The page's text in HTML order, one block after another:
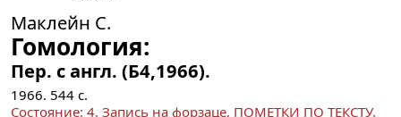
Маклейн С.
Гомология:
Пер. с англ. (Б4,1966).
1966. 544 с.
Состояние: 4. Запись на форзаце, ПОМЕТКИ ПО ТЕКСТУ.